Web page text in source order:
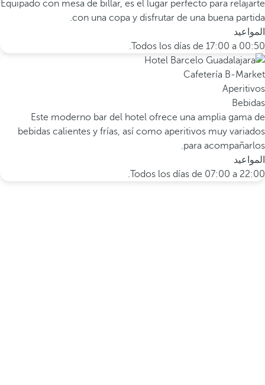
Equipado con mesa de billar, es el lugar perfecto para relajarte
con una copa y disfrutar de una buena partida.
المواعيد
Todos los días de 17:00 a 00:50.
Cafetería B-Market
Aperitivos
Bebidas
Este moderno bar del hotel ofrece una amplia gama de
bebidas calientes y frías, así como aperitivos muy variados
para acompañarlos.
المواعيد
Todos los días de 07:00 a 22:00.